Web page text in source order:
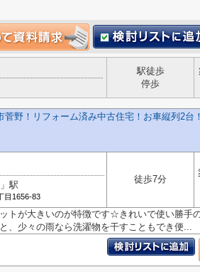
駅徒歩
停歩
菅野！リフォーム済み中古住宅！お車縦列2台
」駅
目1656-83
徒歩7分
トが大きいのが特徴です☆きれいで使い勝手
、少々の雨なら洗濯物を干すこともでき便...